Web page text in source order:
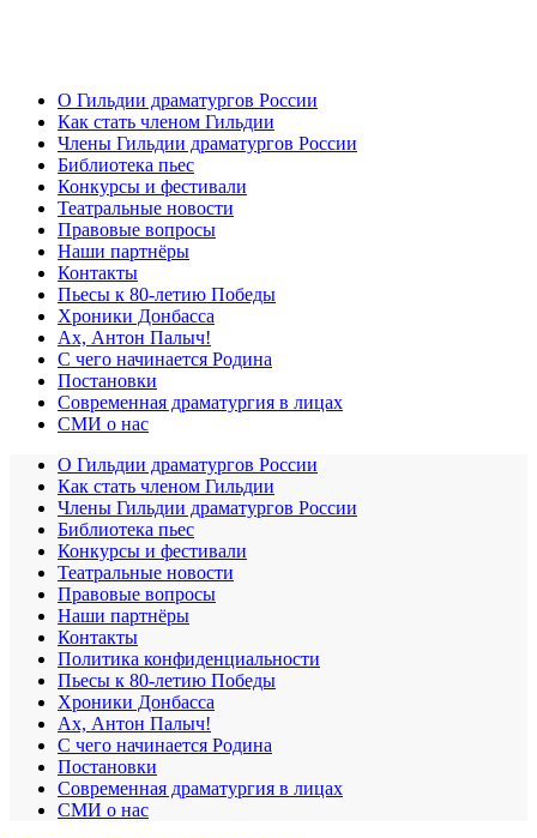
О Гильдии драматургов России
Как стать членом Гильдии
Члены Гильдии драматургов России
Библиотека пьес
Конкурсы и фестивали
Театральные новости
Правовые вопросы
Наши партнёры
Контакты
Пьесы к 80-летию Победы
Хроники Донбасса
Ах, Антон Палыч!
С чего начинается Родина
Постановки
Современная драматургия в лицах
СМИ о нас
О Гильдии драматургов России
Как стать членом Гильдии
Члены Гильдии драматургов России
Библиотека пьес
Конкурсы и фестивали
Театральные новости
Правовые вопросы
Наши партнёры
Контакты
Политика конфиденциальности
Пьесы к 80-летию Победы
Хроники Донбасса
Ах, Антон Палыч!
С чего начинается Родина
Постановки
Современная драматургия в лицах
СМИ о нас